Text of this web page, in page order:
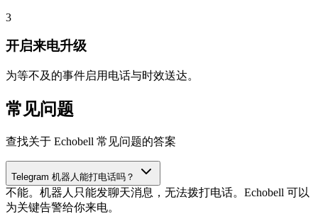
3
开启来电升级
为等不及的事件启用电话与时效送达。
常见问题
查找关于 Echobell 常见问题的答案
Telegram 机器人能打电话吗？
不能。机器人只能发聊天消息，无法拨打电话。Echobell 可以
为关键告警给你来电。